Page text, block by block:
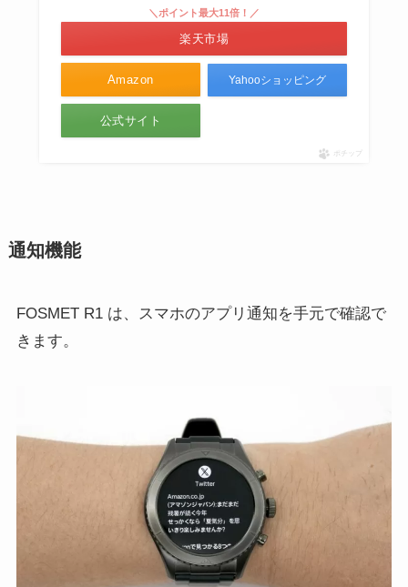
Amazon
＼ポイント最大11倍！／
楽天市場
Yahooショッピング
公式サイト
ポチップ
通知機能
FOSMET R1 は、スマホのアプリ通知を手元で確認で
きます。